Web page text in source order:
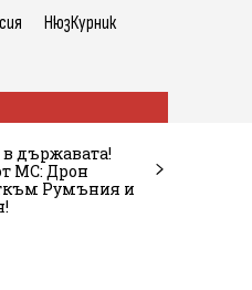
НюзКурник
държавата!
МС: Дрон
Румъния и